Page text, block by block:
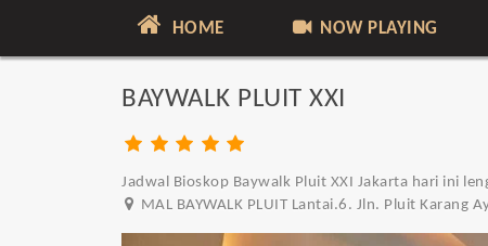
HOME NOW PLAYING
BAYWALK PLUIT XXI
Jadwal Bioskop Baywalk Pluit XXI Jakarta hari ini
MAL BAYWALK PLUIT Lantai.6. Jln. Pluit